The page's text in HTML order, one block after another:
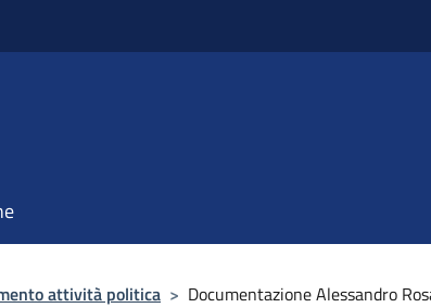
attività politica > Documentazione Alessandro